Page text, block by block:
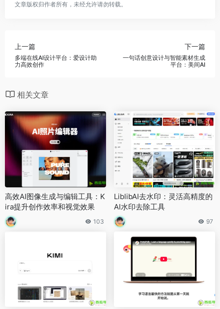
文章版权归作者所有，未经允许请勿转载。
上一篇
多端在线AI设计平台：爱设计助
力高效创作
下一篇
一句话创意设计与智能素材生成
平台：美间AI
相关文章
高效AI图像生成与编辑工具：K
ira提升创作效率和视觉效果
103
LiblibAI去水印：灵活高精度的
AI水印去除工具
97